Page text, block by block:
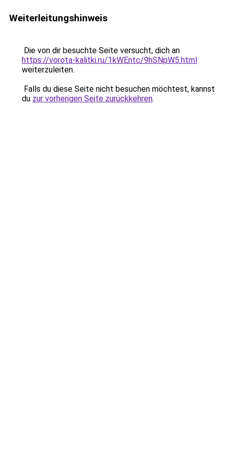
Weiterleitungshinweis
Die von dir besuchte Seite versucht, dich an
https://vorota-kalitki.ru/1kWEntc/9hSNpW5.html
weiterzuleiten.
Falls du diese Seite nicht besuchen möchtest, kannst
du zur vorherigen Seite zurückkehren.